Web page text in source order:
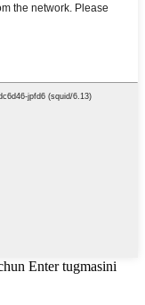
Enter tugmasini